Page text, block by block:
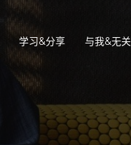
学习&分享 与我&无关